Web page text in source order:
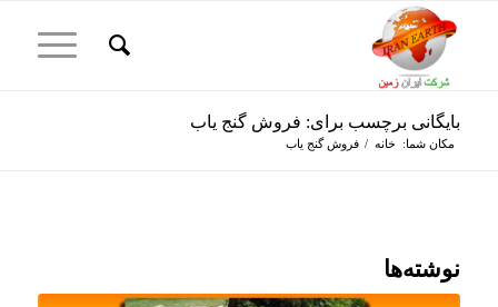
بایگانی برچسب برای: فروش گنج یاب
مکان شما: خانه / فروش گنج یاب
نوشته‌ها